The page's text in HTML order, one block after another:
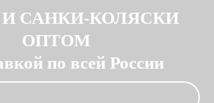
САНКИ-КОЛЯСКИ
ОПТОМ
по всей России